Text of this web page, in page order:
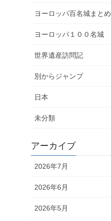
ヨーロッパ百名城まとめ
ヨーロッパ１００名城
世界遺産訪問記
別からジャンプ
日本
未分類
アーカイブ
2026年7月
2026年6月
2026年5月